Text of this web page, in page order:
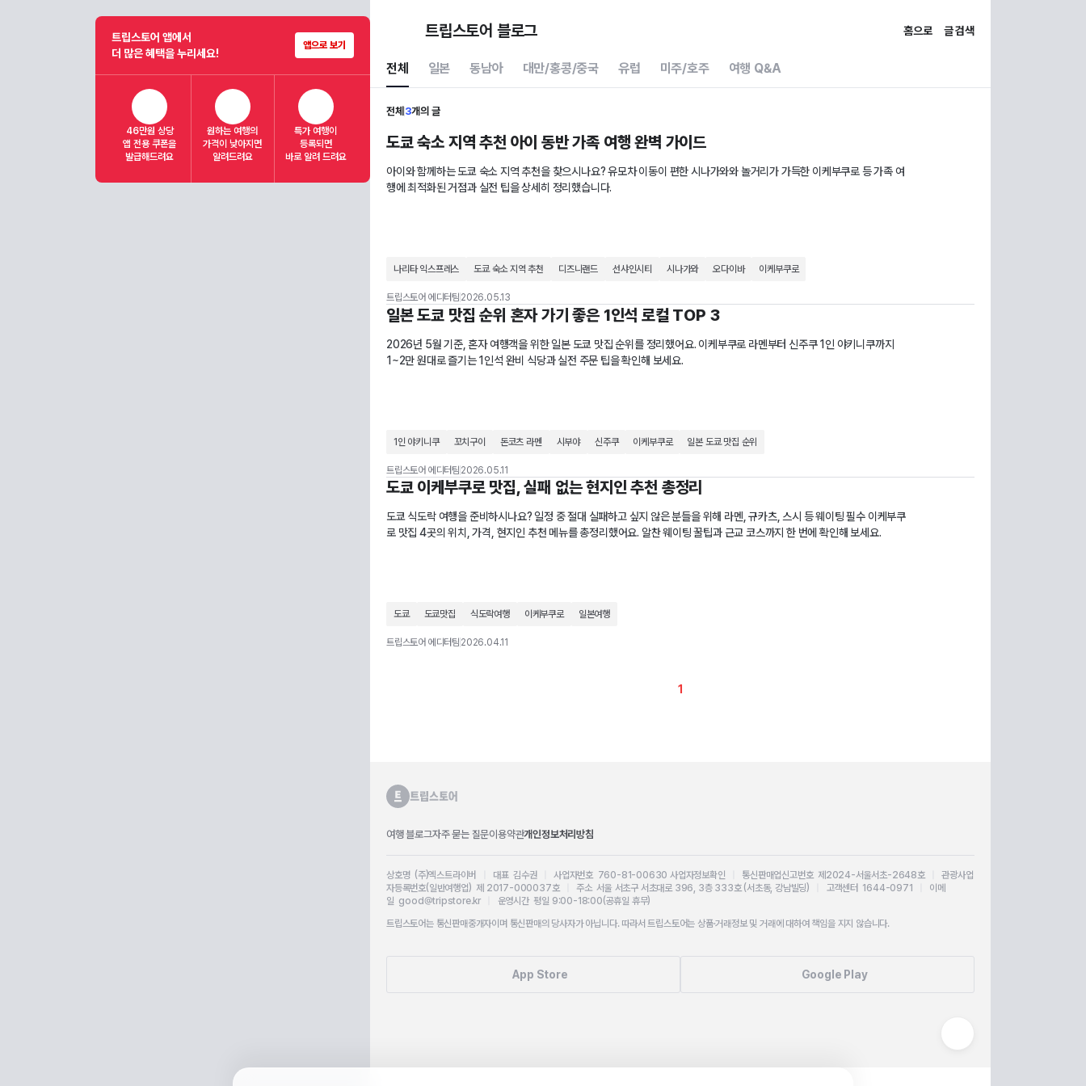
트립스토어 앱에서
더 많은 혜택을 누리세요!
앱으로 보기
46만원 상당
앱 전용 쿠폰을
발급해드려요
원하는 여행의
가격이 낮아지면
알려드려요
특가 여행이
등록되면
바로 알려 드려요
트립스토어 블로그 홈으로 글 검색
전체 일본 동남아 대만/홍콩/중국 유럽 미주/호주 여행 Q&A
전체 3개의 글
도쿄 숙소 지역 추천 아이 동반 가족 여행 완벽 가이드
아이와 함께하는 도쿄 숙소 지역 추천을 찾으시나요? 유모차 이동이 편한 시나가와와 놀거리가 가득한 이케부쿠로 등 가족 여
행에 최적화된 거점과 실전 팁을 상세히 정리했습니다.
나리타 익스프레스 도쿄 숙소 지역 추천 디즈니랜드 선샤인시티 시나가와 오다이바 이케부쿠로
트립스토어 에디터팀 2026.05.13
일본 도쿄 맛집 순위 혼자 가기 좋은 1인석 로컬 TOP 3
2026년 5월 기준, 혼자 여행객을 위한 일본 도쿄 맛집 순위를 정리했어요. 이케부쿠로 라멘부터 신주쿠 1인 야키니쿠까지
1~2만 원대로 즐기는 1인석 완비 식당과 실전 주문 팁을 확인해 보세요.
1인 야키니쿠 꼬치구이 돈코츠 라멘 시부야 신주쿠 이케부쿠로 일본 도쿄 맛집 순위
트립스토어 에디터팀 2026.05.11
도쿄 이케부쿠로 맛집, 실패 없는 현지인 추천 총정리
도쿄 식도락 여행을 준비하시나요? 일정 중 절대 실패하고 싶지 않은 분들을 위해 라멘, 규카츠, 스시 등 웨이팅 필수 이케부쿠
로 맛집 4곳의 위치, 가격, 현지인 추천 메뉴를 총정리했어요. 알찬 웨이팅 꿀팁과 근교 코스까지 한 번에 확인해 보세요.
도쿄 도쿄맛집 식도락여행 이케부쿠로 일본여행
트립스토어 에디터팀 2026.04.11
1
여행 블로그자주 묻는 질문이용약관개인정보처리방침
상호명 (주)엑스트라이버 대표 김수권 |사업자번호 760-81-00630 사업자정보확인 통신판매업신고번호 제2024-서울서초-2648호|관광사업
자등록번호(일반여행업) 제 2017-000037호| 주소 서울 서초구 서초대로 396, 3층 333호 (서초동, 강남빌딩) 고객센터 1644-0971
이메
일 good@tripstore.kr
운영시간 평일 9:00-18:00(공휴일 휴무)
트립스토어는 통신판매중개자이며 통신판매의 당사자가 아닙니다. 따라서 트립스토어는 상품·거래정보 및 거래에 대하여 책임을 지지 않습니다.
App Store Google Play